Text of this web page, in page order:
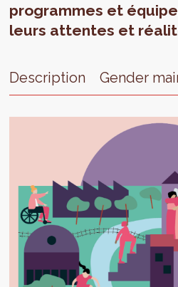
programmes et
leurs attentes et
Description Gender